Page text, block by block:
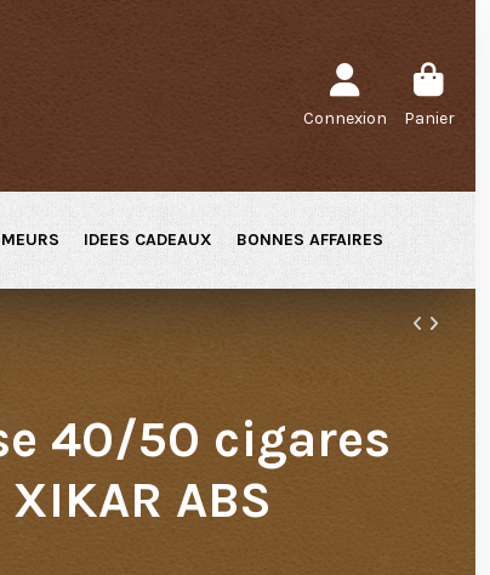
Connexion Panier
IDEES CADEAUX BONNES AFFAIRES
40/50 cigares
XIKAR ABS